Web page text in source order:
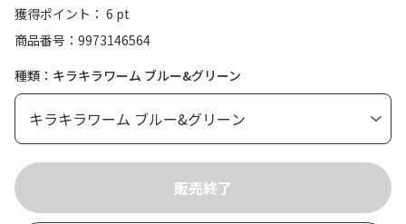
獲得ポイント： 6 pt
商品番号
9973146564
種類：キラキラワーム ブルー&グリーン